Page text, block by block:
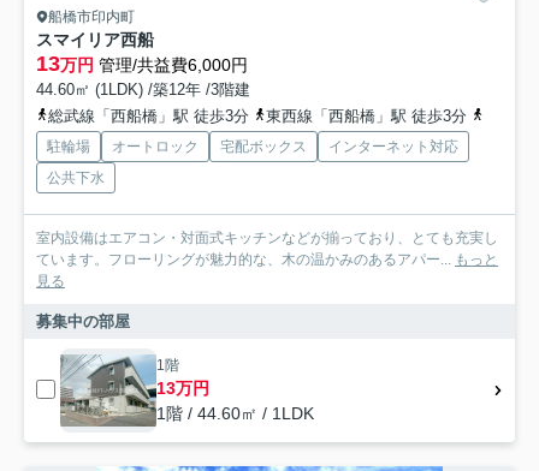
船橋市印内町
スマイリア西船
13万円 管理/共益費6,000円
44.60㎡ (1LDK) /築12年 /3階建
総武線「西船橋」駅 徒歩3分
東西線「西船橋」駅 徒歩3分
駐輪場 オートロック 宅配ボックス
インターネット対応
公共下水
室内設備はエアコン・対面式キッチンなどが揃っており、とても充実し
ています。フローリングが魅力的な、木の温かみのあるアパー...
もっと
見る
募集中の部屋
1階
13万円
1階 / 44.60㎡ / 1LDK